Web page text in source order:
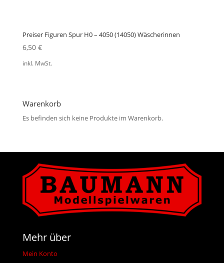
Preiser Figuren Spur H0 – 4050 (14050) Wäscherinnen
6,50 €
inkl. MwSt.
Warenkorb
Es befinden sich keine Produkte im Warenkorb.
Mehr über
Mein Konto